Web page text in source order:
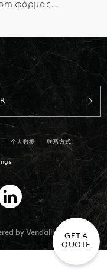
GET A
QUOTE
φόρμας...
个人数据 联系方式
by Vendallion